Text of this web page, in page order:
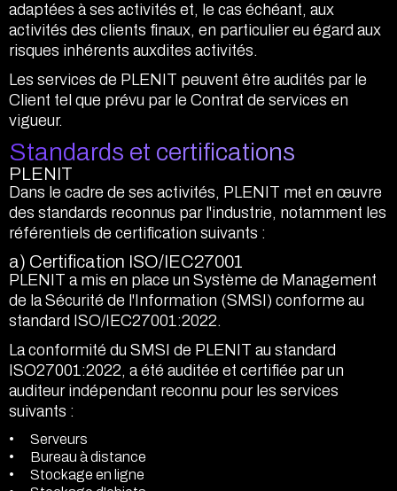
adaptées à ses activités et, le cas échéant, aux
activités des clients finaux, en particulier eu égard aux
risques inhérents auxdites activités.
Les services de PLENIT peuvent être audités par le
Client tel que prévu par le Contrat de services en
vigueur.
Standards et certifications
PLENIT
Dans le cadre de ses activités, PLENIT met en œuvre
des standards reconnus par l'industrie, notamment les
référentiels de certification suivants :
a) Certification ISO/IEC27001
PLENIT a mis en place un Système de Management
de la Sécurité de l'Information (SMSI) conforme au
standard ISO/IEC27001:2022.
La conformité du SMSI de PLENIT au standard
ISO27001:2022, a été auditée et certifiée par un
auditeur indépendant reconnu pour les services
suivants :
Serveurs
Bureau à distance
Stockage en ligne